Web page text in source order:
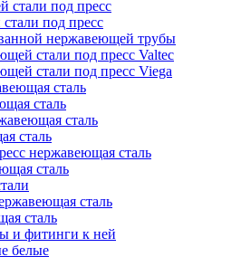
стали под пресс
под пресс
нержавеющей трубы
стали под пресс Valtec
стали под пресс Viega
сталь
сталь
сталь
сталь
нержавеющая сталь
сталь
сталь
сталь
и фитинги к ней
белые